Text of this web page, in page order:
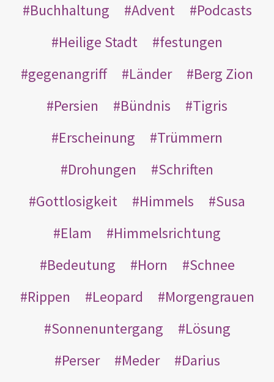
Buchhaltung
Advent
Podcasts
Heilige Stadt
festungen
gegenangriff
Länder
Berg Zion
Persien
Bündnis
Tigris
Erscheinung
Trümmern
Drohungen
Schriften
Gottlosigkeit
Himmels
Susa
Elam
Himmelsrichtung
Bedeutung
Horn
Schnee
Rippen
Leopard
Morgengrauen
Sonnenuntergang
Lösung
Perser
Meder
Darius